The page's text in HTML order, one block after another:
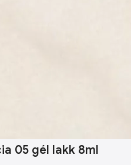
05 gél lakk 8ml